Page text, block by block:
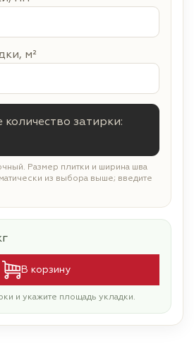
м²
затирки:
Размер плитки и ширина шва
из выбора выше; введите
В корзину
и укажите площадь укладки.